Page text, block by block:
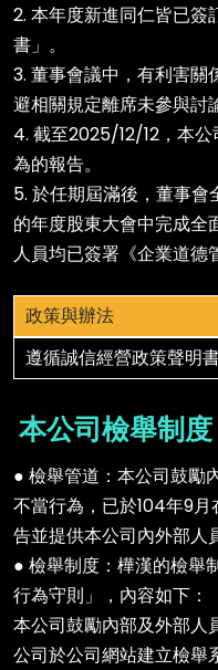
2. 本年度新進同仁皆已簽
書」。
3. 董事會議中，有利害關
避相關規定離席未參與討
4. 截至2025/12/12，本
為的報告。
5. 於任期屆滿後，董事
的年度股東大會中完成
人員均已簽署《企業道德
政策與辦法
政策與辦法
遵循誠信經營政策聲明
本公司檢舉制度
● 檢舉管道：本公司鼓勵
不當行為，已於104年9
告並提供本公司內外部人
● 檢舉制度：樺漢的檢舉
行為守則」，內容如下：
本公司鼓勵內部及外部人
公司於公司網站建立檢舉